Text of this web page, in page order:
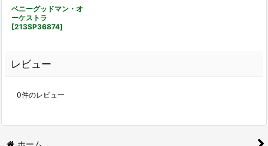
ベニーグッドマン・オ
ーケストラ
[213SP36874]
レビュー
0件のレビュー
ホーム